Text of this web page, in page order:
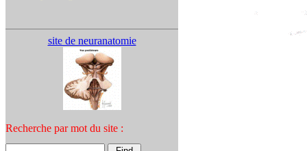
site de neuranatomie
Recherche par mot du site :